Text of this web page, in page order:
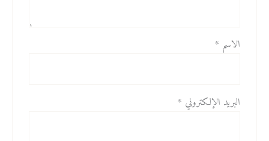
الاسم *
البريد الإلكتروني *